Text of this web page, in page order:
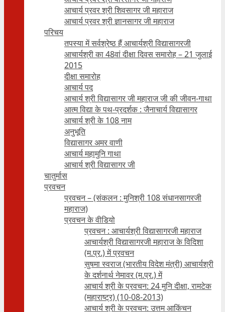
आचार्य प्रवर श्री शिवसागर जी महाराज
आचार्य प्रवर श्री ज्ञानसागर जी महाराज
परिचय
तपस्या में सर्वश्रेष्ठ हैं आचार्यश्री विद्यासागरजी
आचार्यश्री का 48वां दीक्षा दिवस समारोह – 21 जुलाई
2015
दीक्षा समारोह
आचार्य पद
आचार्य श्री विद्यासागर जी महाराज जी की जीवन-गाथा
आत्म विद्या के पथ-प्रदर्शक : जैनाचार्य विद्यासागर
आचार्य श्री के 108 नाम
अनुभूति
विद्यासागर अमर वाणी
आचार्य महामुनि गाथा
आचार्य श्री विद्यासागर जी
चातुर्मास
प्रवचन
प्रवचन – (संकलन : मुनिश्री 108 संधानसागरजी
महाराज)
प्रवचन के वीडियो
प्रवचन : आचार्यश्री ‍विद्यासागरजी महाराज
आचार्यश्री विद्यासागरजी महाराज के विदिशा
(म.प्र.) में प्रवचन
सुषमा स्वराज (भारतीय विदेश मंत्री) आचार्यश्री
के दर्शनार्थ नेमावर (म.प्र.) में
आचार्य श्री के प्रवचन: 24 मुनि दीक्षा, रामटेक
(महाराष्ट्र) (10-08-2013)
आचार्य श्री के प्रवचन: उत्तम आकिंचन